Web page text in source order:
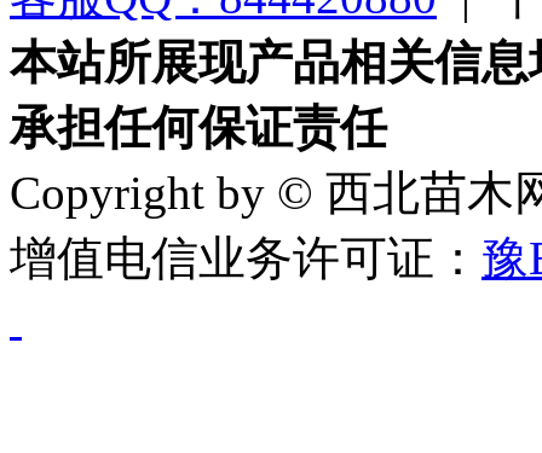
本站所展现产品相关信
承担任何保证责任
Copyright by © 西北苗木
增值电信业务许可证： 豫